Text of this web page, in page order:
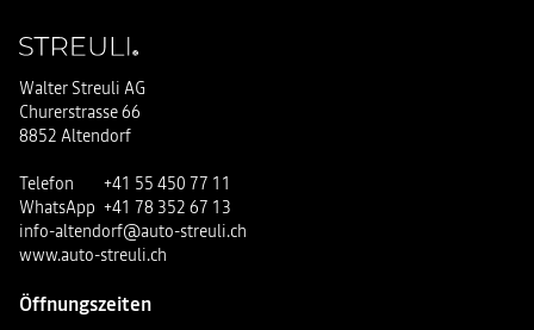
Walter Streuli AG
Churerstrasse 66
8852 Altendorf
Telefon
+41 55 450 77 11
WhatsApp +41 78 352 67 13
info-altendorf@auto-streuli.ch
www.auto-streuli.ch
Öffnungszeiten